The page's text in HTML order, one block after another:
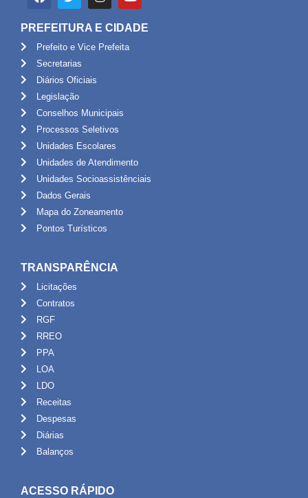
PREFEITURA E CIDADE
Prefeito e Vice Prefeita
Secretarias
Diários Oficiais
Legislação
Conselhos Municipais
Processos Seletivos
Unidades Escolares
Unidades de Atendimento
Unidades Socioassistênciais
Dados Gerais
Mapa do Zoneamento
Pontos Turísticos
TRANSPARÊNCIA
Licitações
Contratos
RGF
RREO
PPA
LOA
LDO
Receitas
Despesas
Diárias
Balanços
ACESSO RÁPIDO